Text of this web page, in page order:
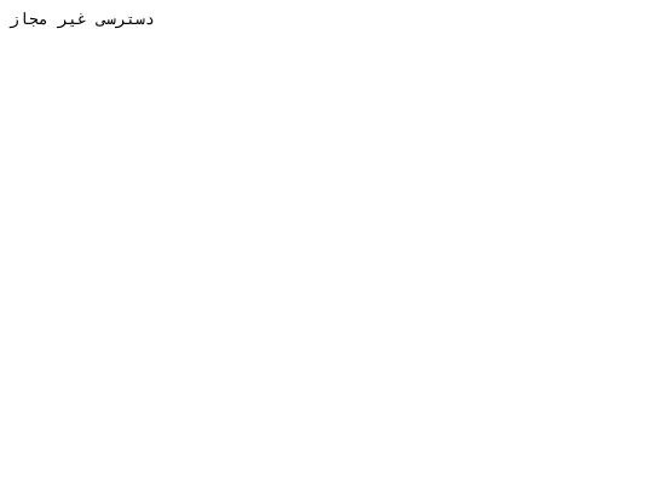
دسترسی غیر مجاز